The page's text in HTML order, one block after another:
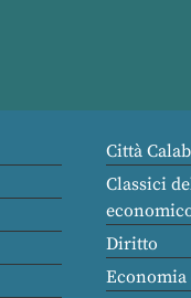
Città
Classici
Diritto
Economia